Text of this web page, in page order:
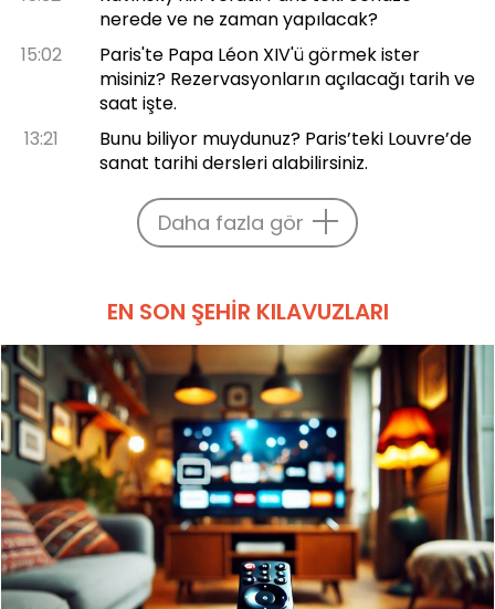
nerede ve ne zaman yapılacak?
15:02
Paris'te Papa Léon XIV'ü görmek ister
misiniz? Rezervasyonların açılacağı tarih ve
saat işte.
13:21
Bunu biliyor muydunuz? Paris’teki Louvre’de
sanat tarihi dersleri alabilirsiniz.
Daha fazla gör
EN SON ŞEHIR KILAVUZLARI